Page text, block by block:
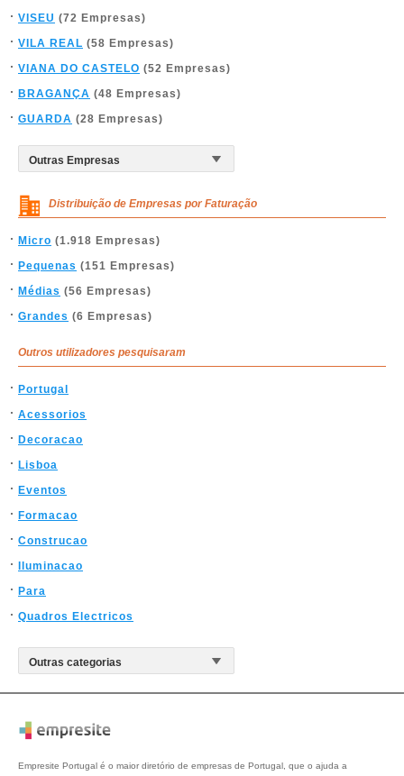
VISEU (72 Empresas)
VILA REAL (58 Empresas)
VIANA DO CASTELO (52 Empresas)
BRAGANÇA (48 Empresas)
GUARDA (28 Empresas)
Distribuição de Empresas por Faturação
Micro (1.918 Empresas)
Pequenas (151 Empresas)
Médias (56 Empresas)
Grandes (6 Empresas)
Outros utilizadores pesquisaram
Portugal
Acessorios
Decoracao
Lisboa
Eventos
Formacao
Construcao
Iluminacao
Para
Quadros Electricos
Empresite Portugal é o maior diretório de empresas de Portugal, que o ajuda a